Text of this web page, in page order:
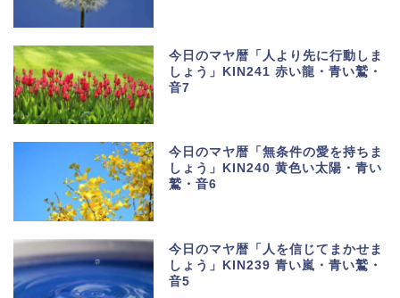
今日のマヤ暦「人より先に行動しま
しょう」KIN241 赤い龍・青い鷲・
音7
今日のマヤ暦「無条件の愛を持ちま
しょう」KIN240 黄色い太陽・青い
鷲・音6
今日のマヤ暦「人を信じてまかせま
しょう」KIN239 青い嵐・青い鷲・
音5